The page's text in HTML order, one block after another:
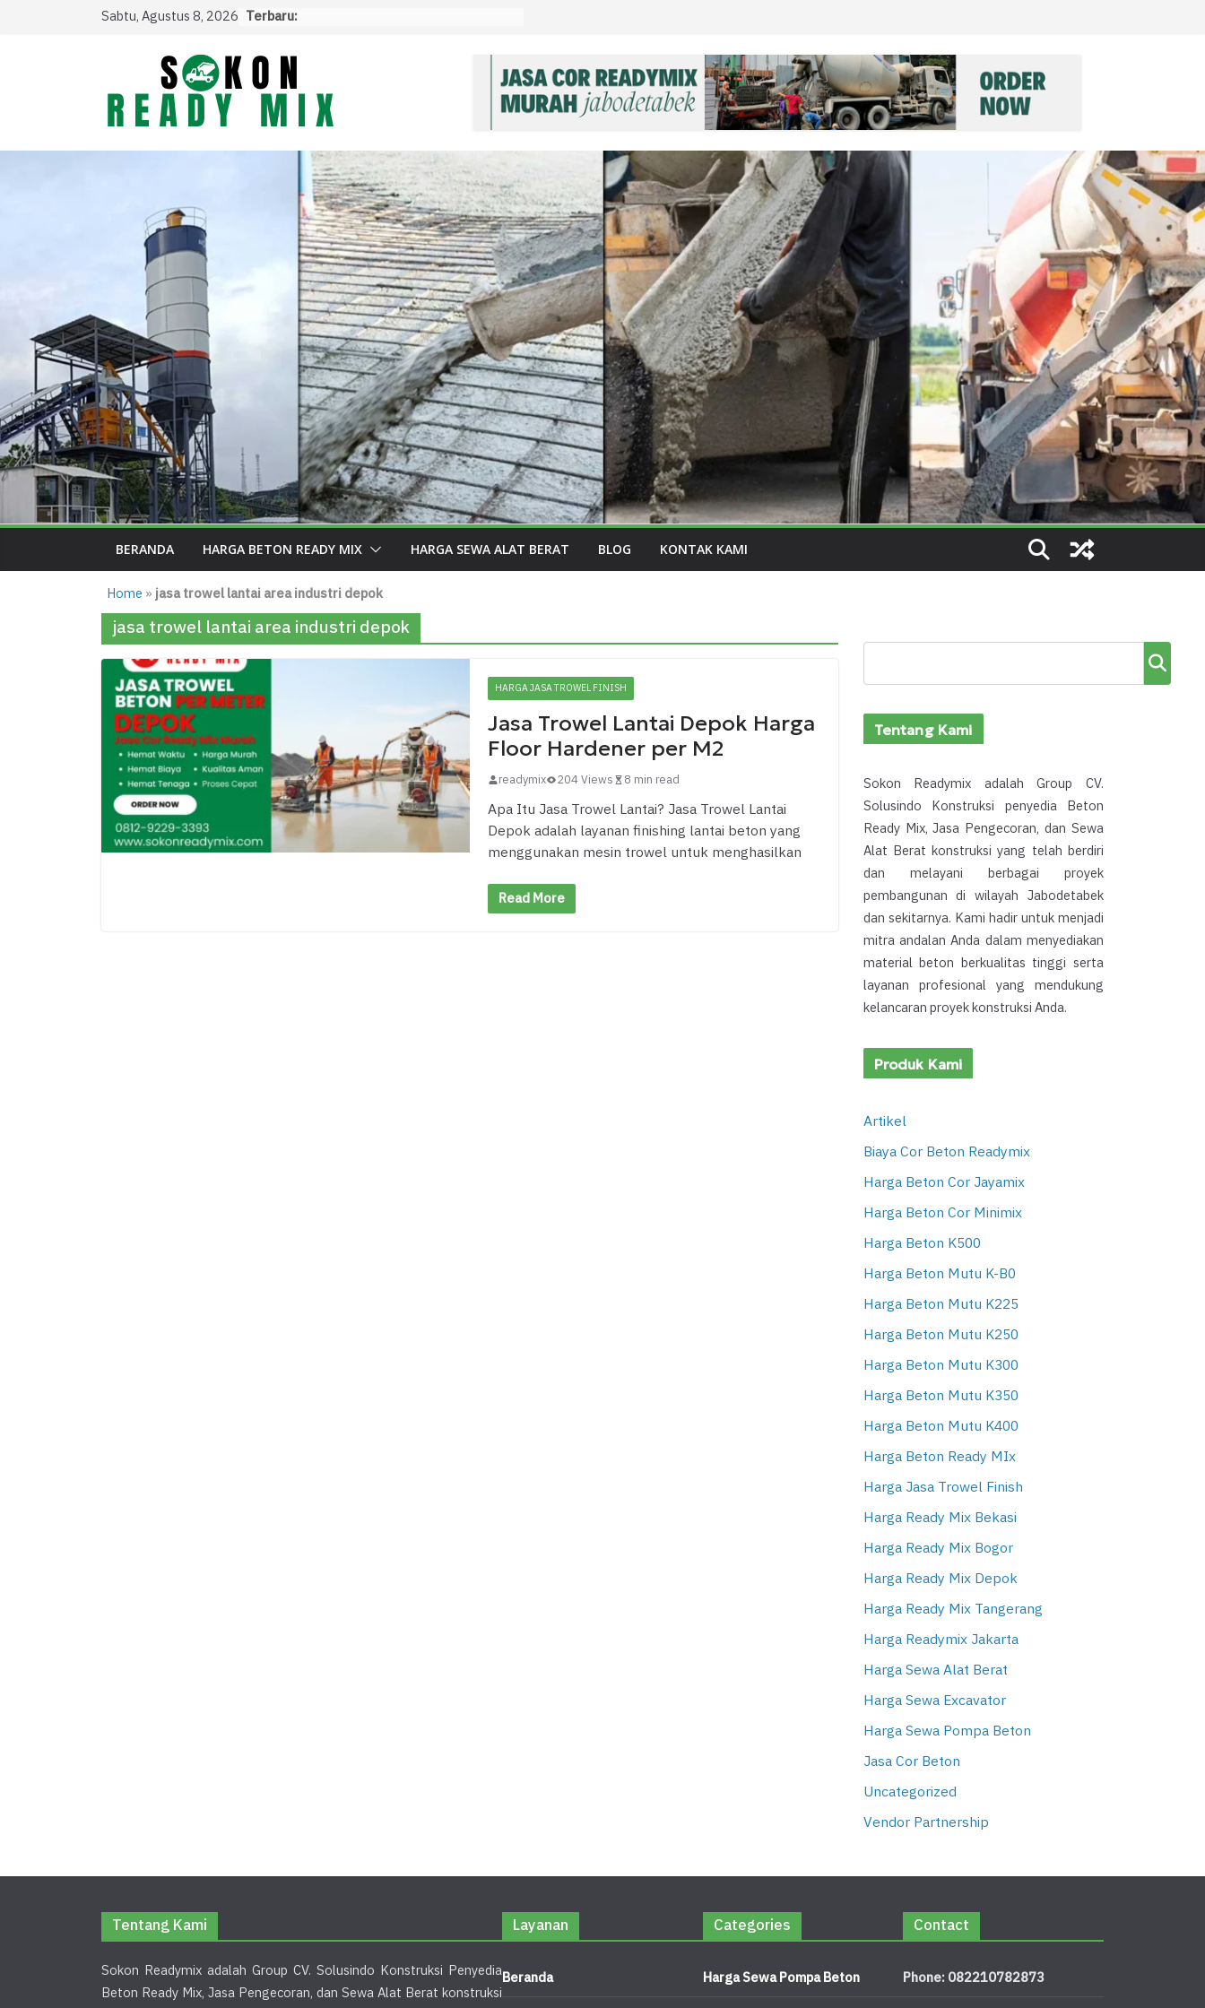
Sabtu, Agustus 8, 2026 Terbaru:
BERANDA HARGA BETON READY MIX HARGA SEWA ALAT BERAT BLOG KONTAK KAMI
Home » jasa trowel lantai area industri depok
jasa trowel lantai area industri depok
HARGA JASA TROWEL FINISH
Jasa Trowel Lantai Depok Harga
Floor Hardener per M2
readymix 204 Views 8 min read
Apa Itu Jasa Trowel Lantai? Jasa Trowel Lantai
Depok adalah layanan finishing lantai beton yang
menggunakan mesin trowel untuk menghasilkan
Read More
Cari
Tentang Kami
Sokon Readymix adalah Group CV.
Solusindo Konstruksi penyedia Beton
Ready Mix, Jasa Pengecoran, dan Sewa
Alat Berat konstruksi yang telah berdiri
dan melayani berbagai proyek
pembangunan di wilayah Jabodetabek
dan sekitarnya. Kami hadir untuk menjadi
mitra andalan Anda dalam menyediakan
material beton berkualitas tinggi serta
layanan profesional yang mendukung
kelancaran proyek konstruksi Anda.
Produk Kami
Artikel
Biaya Cor Beton Readymix
Harga Beton Cor Jayamix
Harga Beton Cor Minimix
Harga Beton K500
Harga Beton Mutu K-B0
Harga Beton Mutu K225
Harga Beton Mutu K250
Harga Beton Mutu K300
Harga Beton Mutu K350
Harga Beton Mutu K400
Harga Beton Ready MIx
Harga Jasa Trowel Finish
Harga Ready Mix Bekasi
Harga Ready Mix Bogor
Harga Ready Mix Depok
Harga Ready Mix Tangerang
Harga Readymix Jakarta
Harga Sewa Alat Berat
Harga Sewa Excavator
Harga Sewa Pompa Beton
Jasa Cor Beton
Uncategorized
Vendor Partnership
Tentang Kami
Sokon Readymix adalah Group CV. Solusindo Konstruksi Penyedia
Beton Ready Mix, Jasa Pengecoran, dan Sewa Alat Berat konstruksi
Layanan
Beranda
Categories
Harga Sewa Pompa Beton
Contact
Phone: 082210782873